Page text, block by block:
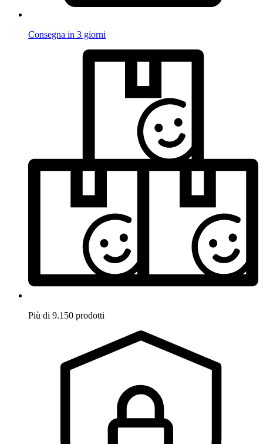
Consegna in 3 giorni
Più di 9.150 prodotti